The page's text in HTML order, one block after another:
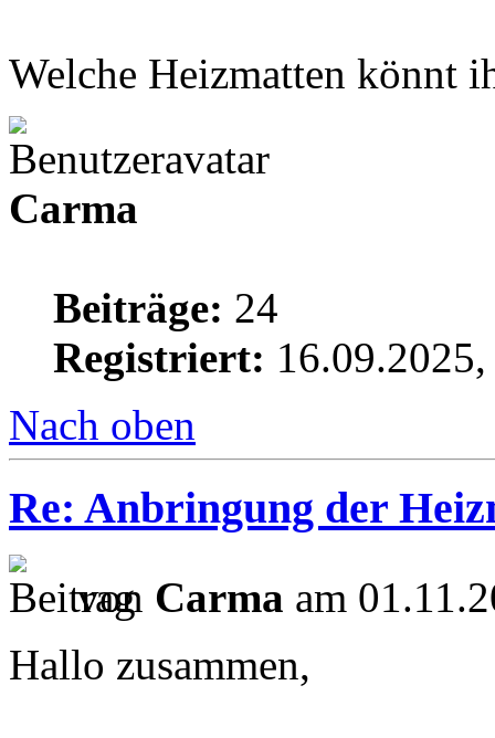
Welche Heizmatten könnt
Carma
Beiträge: 24
Registriert:
Nach oben
Re: Anbringung der
von Carma am
Hallo zusammen,